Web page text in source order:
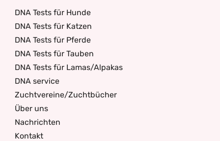
DNA Tests für Hunde
DNA Tests für Katzen
DNA Tests für Pferde
DNA Tests für Tauben
DNA Tests für Lamas/Alpakas
DNA service
Zuchtvereine/Zuchtbücher
Über uns
Nachrichten
Kontakt